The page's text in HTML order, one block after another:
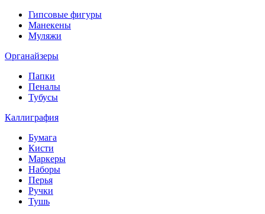
Гипсовые фигуры
Манекены
Муляжи
Органайзеры
Папки
Пеналы
Тубусы
Каллиграфия
Бумага
Кисти
Маркеры
Наборы
Перья
Ручки
Тушь